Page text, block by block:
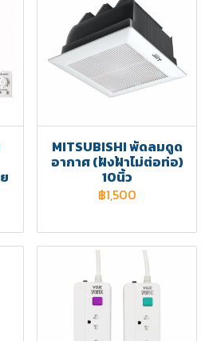
MITSUBISHI พัดลมดูด
อากาศ (ฝังฝ้าไม่ต่อท่อ)
10นิ้ว
฿1,500